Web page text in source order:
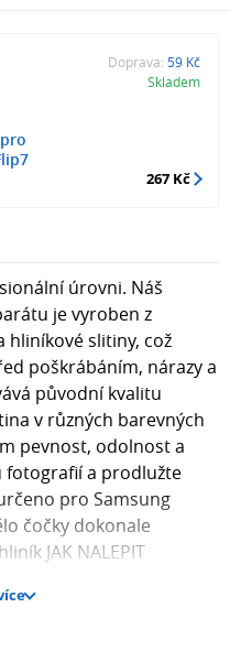
Doprava: 59 Kč
Skladem
267 Kč
úrovni. Náš
je vyroben z
hliníkové slitiny, což
poškrábáním, nárazy a
původní kvalitu
v různých barevných
pevnost, odolnost a
fotografií a prodlužte
pro Samsung
čočky dokonale
JAK NALEPIT
skla přiložením
displej